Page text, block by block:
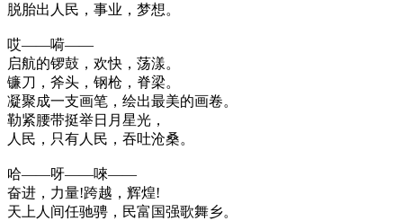
脱胎出人民，事业，梦想。
哎——嗬——
启航的锣鼓，欢快，荡漾。
镰刀，斧头，钢枪，脊梁。
凝聚成一支画笔，绘出最美的画卷。
勒紧腰带挺举日月星光，
人民，只有人民，吞吐沧桑。
哈——呀——唻——
奋进，力量!跨越，辉煌!
天上人间任驰骋，民富国强歌舞乡。